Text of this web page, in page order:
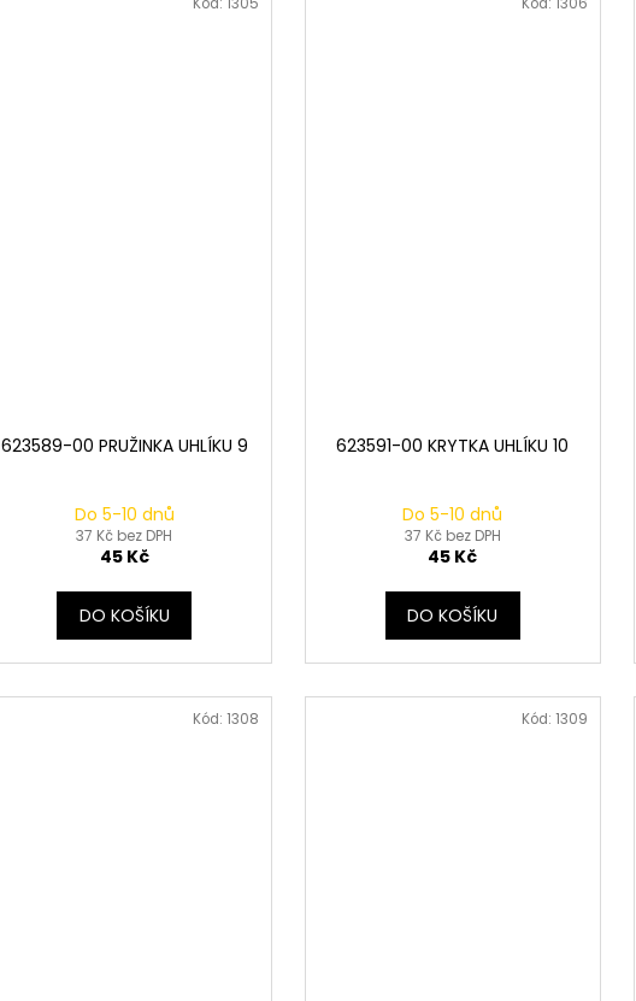
623589-00 PRUŽINKA UHLÍKU 9
Do 5-10 dnů
37 Kč bez DPH
45 Kč
DO KOŠÍKU
Kód:1305
623591-00 KRYTKA UHLÍKU 10
Do 5-10 dnů
37 Kč bez DPH
45 Kč
DO KOŠÍKU
Kód: 1306
Kód:1308 Kód: 1309